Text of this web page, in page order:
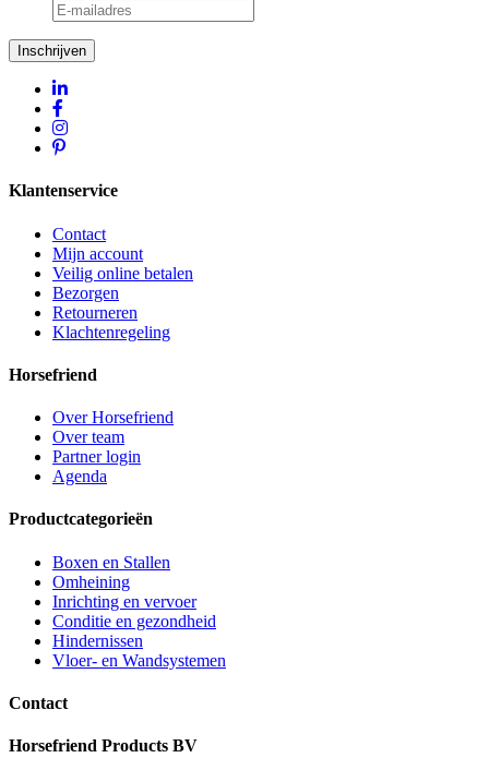
Inschrijven
Klantenservice
Contact
Mijn account
Veilig online betalen
Bezorgen
Retourneren
Klachtenregeling
Horsefriend
Over Horsefriend
Over team
Partner login
Agenda
Productcategorieën
Boxen en Stallen
Omheining
Inrichting en vervoer
Conditie en gezondheid
Hindernissen
Vloer- en Wandsystemen
Contact
Horsefriend Products BV